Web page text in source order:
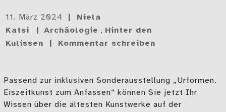
Gepostet
am
11. März 2024
Niela
Katsi
Archäologie , Hinter den
Kulissen
Kommentar schreiben
Passend zur inklusiven Sonderausstellung „Urformen.
Eiszeitkunst zum Anfassen“ können Sie jetzt Ihr
Wissen über die ältesten Kunstwerke auf der